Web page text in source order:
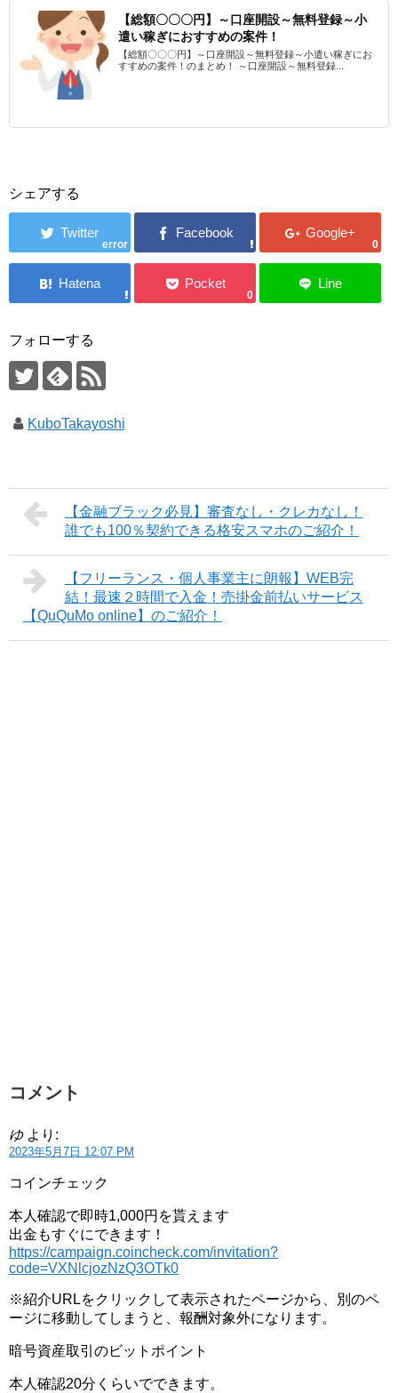
【総額〇〇〇円】～口座開設～無料登録～小
遣い稼ぎにおすすめの案件！
【総額〇〇〇円】～口座開設～無料登録～小遣い稼ぎにお
すすめの案件！のまとめ！ ～口座開設～無料登録...
シェアする
error 0
0
フォローする
KuboTakayoshi
【金融ブラック必見】審査なし・クレカなし！
誰でも100％契約できる格安スマホのご紹介！
【フリーランス・個人事業主に朗報】WEB完
結！最速２時間で入金！売掛金前払いサービス
【QuQuMo online】のご紹介！
コメント
ゆ より:
2023年5月7日 12:07 PM
コインチェック
本人確認で即時1,000円を貰えます
出金もすぐにできます！
https://campaign.coincheck.com/invitation?
code=VXNlcjozNzQ3OTk0
※紹介URLをクリックして表示されたページから、別のペ
ージに移動してしまうと、報酬対象外になります。
暗号資産取引のビットポイント
本人確認20分くらいでできます。